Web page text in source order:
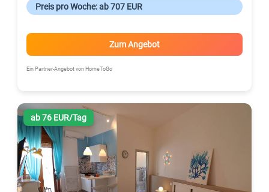
Preis pro Woche: ab 707 EUR
Zum Angebot
Ein Partner-Angebot von HomeToGo
ab 76 EUR/Tag